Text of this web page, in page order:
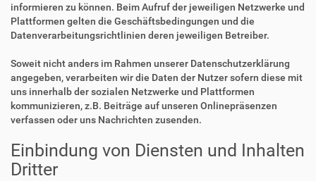
informieren zu können. Beim Aufruf der jeweiligen Netzwerke und
Plattformen gelten die Geschäftsbedingungen und die
Datenverarbeitungsrichtlinien deren jeweiligen Betreiber.
Soweit nicht anders im Rahmen unserer Datenschutzerklärung
angegeben, verarbeiten wir die Daten der Nutzer sofern diese mit
uns innerhalb der sozialen Netzwerke und Plattformen
kommunizieren, z.B. Beiträge auf unseren Onlinepräsenzen
verfassen oder uns Nachrichten zusenden.
Einbindung von Diensten und Inhalten
Dritter